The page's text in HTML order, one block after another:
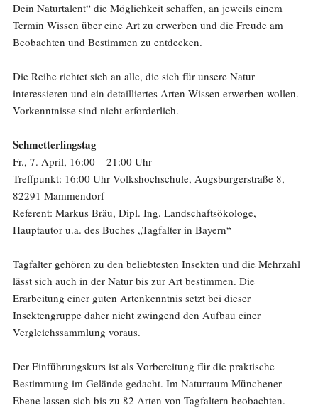
Dein Naturtalent“ die Möglichkeit schaffen, an jeweils einem
Termin Wissen über eine Art zu erwerben und die Freude am
Beobachten und Bestimmen zu entdecken.
Die Reihe richtet sich an alle, die sich für unsere Natur
interessieren und ein detailliertes Arten-Wissen erwerben wollen.
Vorkenntnisse sind nicht erforderlich.
Schmetterlingstag
Fr., 7. April, 16:00 – 21:00 Uhr
Treffpunkt: 16:00 Uhr Volkshochschule, Augsburgerstraße 8,
82291 Mammendorf
Referent: Markus Bräu, Dipl. Ing. Landschaftsökologe,
Hauptautor u.a. des Buches „Tagfalter in Bayern“
Tagfalter gehören zu den beliebtesten Insekten und die Mehrzahl
lässt sich auch in der Natur bis zur Art bestimmen. Die
Erarbeitung einer guten Artenkenntnis setzt bei dieser
Insektengruppe daher nicht zwingend den Aufbau einer
Vergleichssammlung voraus.
Der Einführungskurs ist als Vorbereitung für die praktische
Bestimmung im Gelände gedacht. Im Naturraum Münchener
Ebene lassen sich bis zu 82 Arten von Tagfaltern beobachten.